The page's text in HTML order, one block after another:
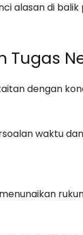
alasan di
Tugas
dengan
waktu